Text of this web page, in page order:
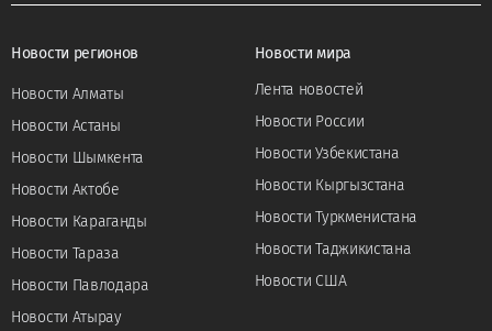
Новости регионов
Новости Алматы
Новости Астаны
Новости Шымкента
Новости Актобе
Новости Караганды
Новости Тараза
Новости Павлодара
Новости Атырау
Новости мира
Лента новостей
Новости России
Новости Узбекистана
Новости Кыргызстана
Новости Туркменистана
Новости Таджикистана
Новости США